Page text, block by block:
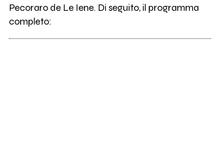
Pecoraro de Le Iene. Di seguito, il programma
completo: